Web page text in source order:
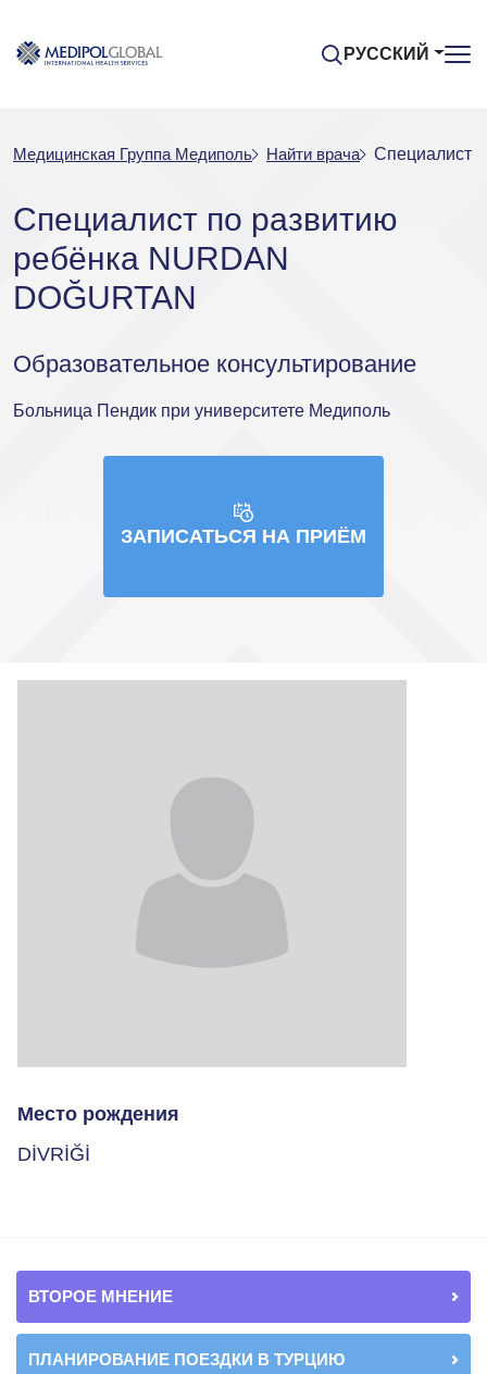
РУССКИЙ
Медицинская Группа Медиполь Найти врача Специалист
Специалист по развитию
ребёнка NURDAN
DOĞURTAN
Образовательное консультирование
Больница Пендик при университете Медиполь
ЗАПИСАТЬСЯ НА ПРИЁМ
Место рождения
DİVRİĞİ
ВТОРОЕ МНЕНИЕ
ПЛАНИРОВАНИЕ ПОЕЗДКИ В ТУРЦИЮ